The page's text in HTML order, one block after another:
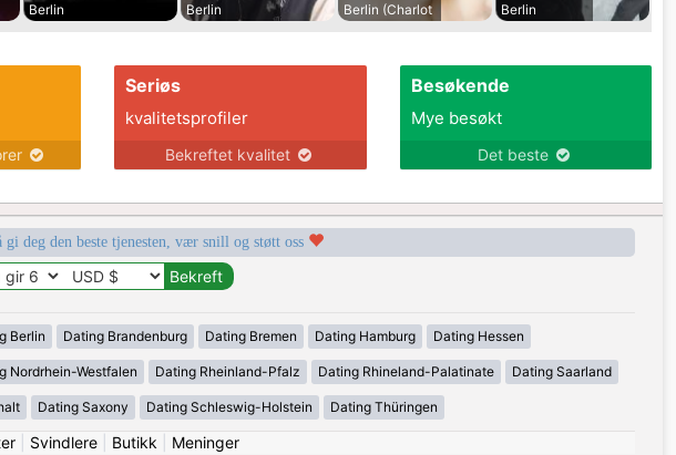
Berlin
Berlin
Berlin (Charlot
Berlin
Seriøs
kvalitetsprofiler
Bekreftet kvalitet
Besøkende
Mye besøkt
Det beste
deg den beste tjenesten, vær snill og støtt oss
Berlin Dating Brandenburg Dating Bremen Dating Hamburg Dating Hessen
Nordrhein-Westfalen Dating Rheinland-Pfalz Dating Rhineland-Palatinate Dating Saarland
Dating Saxony Dating Schleswig-Holstein Dating Thüringen
| Svindlere| Butikk Meninger